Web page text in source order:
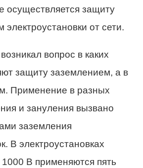
осуществляется защиту
электроустановки от сети.
вопрос в каких
защиту заземлением, а в
Применение в разных
и зануления вызвано
заземления
В электроустановках
В применяются пять